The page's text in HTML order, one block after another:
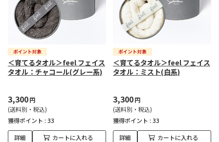
＜育てるタオル＞feel フェイス
タオル：チャコール(グレー系)
3,300円
(送料別・税込)
獲得ポイント : 33
詳細 カートに入れる
＜育てるタオル＞feel フェイス
タオル：ミスト(白系)
3,300円
(送料別・税込)
獲得ポイント : 33
詳細 カートに入れる